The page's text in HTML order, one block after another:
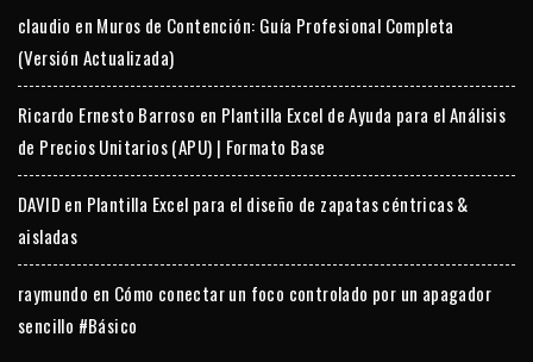
claudio en Muros de Contención: Guía Profesional Completa
(Versión Actualizada)
Ricardo Ernesto Barroso en Plantilla Excel de Ayuda para el Análisis
de Precios Unitarios (APU) | Formato Base
DAVID en Plantilla Excel para el diseño de zapatas céntricas &
aisladas
raymundo en Cómo conectar un foco controlado por un apagador
sencillo #Básico